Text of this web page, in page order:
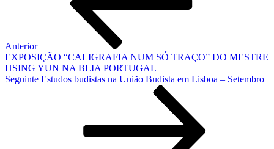
Anterior
EXPOSIÇÃO “CALIGRAFIA NUM SÓ TRAÇO” DO MESTRE
HSING YUN NA BLIA PORTUGAL
Conteúdo
Seguinte Estudos budistas na União Budista em Lisboa – Setembro